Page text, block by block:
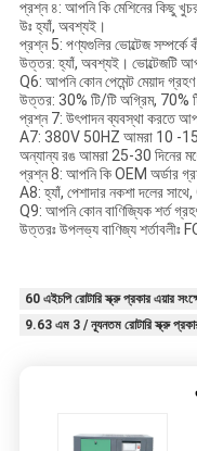
প্রশ্ন ৪: আপনি কি মেশিনের কিছু
উঃ হ্যাঁ, অবশ্যই।
প্রশ্ন 5: পণ্যগুলির ভোল্টেজ সম্পর্কে
উত্তর: হ্যাঁ, অবশ্যই। ভোল্টেজটি
Q6: আপনি কোন পেমেন্ট মেয়াদ
উত্তর: 30% টি/টি অগ্রিম, 70%
প্রশ্ন 7: উৎপাদন ব্যবস্থা করতে
A7: 380V 50HZ আমরা 10 -15
অন্যান্য রঙ আমরা 25-30 দিনের
প্রশ্ন 8: আপনি কি OEM অর্ডার
A8: হ্যাঁ, পেশাদার নকশা দলের
Q9: আপনি কোন বাণিজ্যিক শর্ত
উত্তরঃ উপলভ্য বাণিজ্য শর্তাবলীঃ
60 এইচপি রোটারি স্ক্রু প্রকার এয়ার
9.63 এম 3 / ন্যূনতম রোটারি স্ক্রু